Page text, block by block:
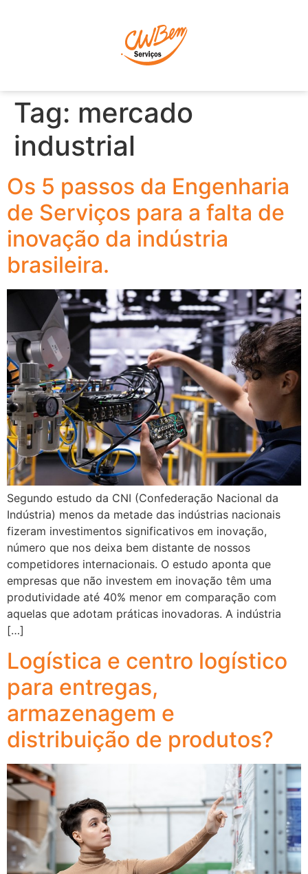
Tag: mercado
industrial
Os 5 passos da Engenharia
de Serviços para a falta de
inovação da indústria
brasileira.
Segundo estudo da CNI (Confederação Nacional da
Indústria) menos da metade das indústrias nacionais
fizeram investimentos significativos em inovação,
número que nos deixa bem distante de nossos
competidores internacionais. O estudo aponta que
empresas que não investem em inovação têm uma
produtividade até 40% menor em comparação com
aquelas que adotam práticas inovadoras. A indústria
[…]
Logística e centro logístico
para entregas,
armazenagem e
distribuição de produtos?